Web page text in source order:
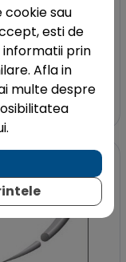
24 fire de sutura
sintetice,
din PGLA RAPID,
4.0, lungime 55
cm
484,48 lei
cookie sau
esti de
prin
Afla in
multe despre